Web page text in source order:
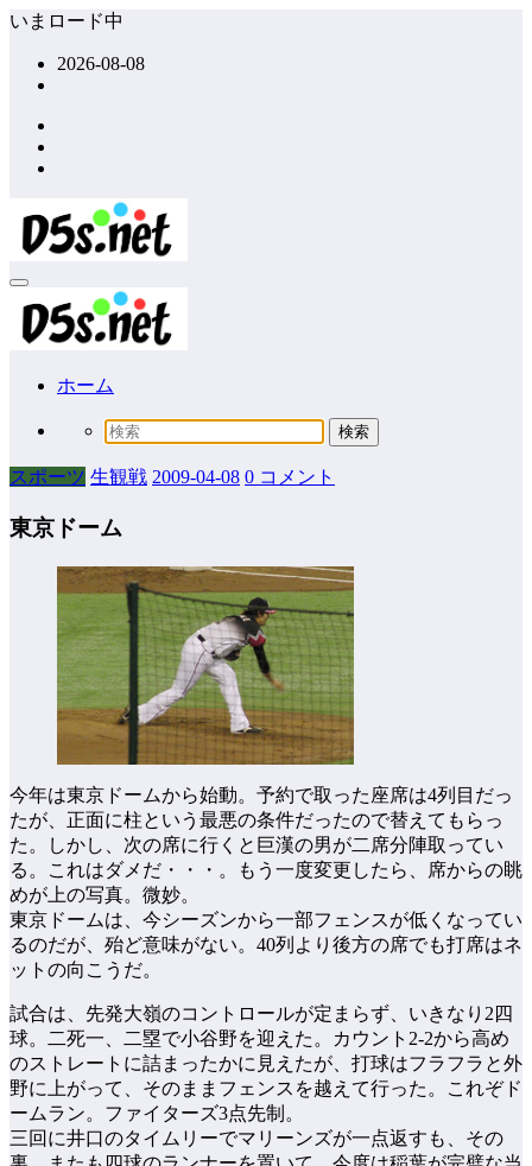
コ
ッ
プ
いまロード中
2026-08-08
ホーム
スポーツ 生観戦 2009-04-08 0 コメント
東京ドーム
今年は東京ドームから始動。予約で取った座席は4列目だっ
たが、正面に柱という最悪の条件だったので替えてもらっ
た。しかし、次の席に行くと巨漢の男が二席分陣取ってい
る。これはダメだ・・・。もう一度変更したら、席からの眺
めが上の写真。微妙。
東京ドームは、今シーズンから一部フェンスが低くなってい
るのだが、殆ど意味がない。40列より後方の席でも打席はネ
ットの向こうだ。
試合は、先発大嶺のコントロールが定まらず、いきなり2四
球。二死一、二塁で小谷野を迎えた。カウント2-2から高め
のストレートに詰まったかに見えたが、打球はフラフラと外
野に上がって、そのままフェンスを越えて行った。これぞド
ームラン。ファイターズ3点先制。
三回に井口のタイムリーでマリーンズが一点返すも、その